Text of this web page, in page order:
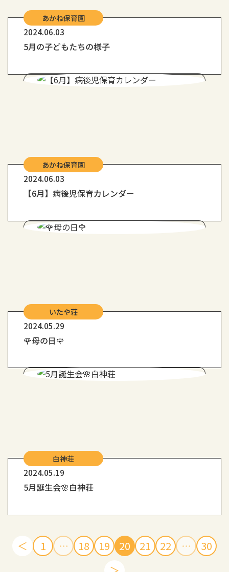
あかね保育園
2024.06.03
5月の子どもたちの様子
あかね保育園
2024.06.03
【6月】病後児保育カレンダー
いたや荘
2024.05.29
🌹母の日🌹
白神荘
2024.05.19
5月誕生会🌸白神荘
＜ 1 … 18 19 20 21 22 …
30